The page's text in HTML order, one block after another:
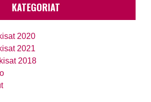
KATEGORIAT
2020
2021
2018